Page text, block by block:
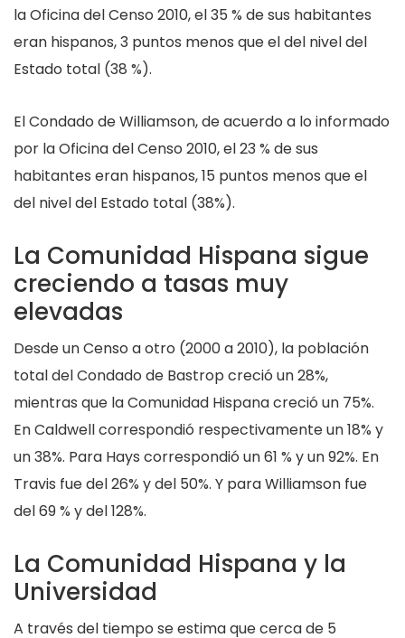
la Oficina del Censo 2010, el 35 % de sus habitantes
eran hispanos, 3 puntos menos que el del nivel del
Estado total (38 %).
El Condado de Williamson, de acuerdo a lo informado
por la Oficina del Censo 2010, el 23 % de sus
habitantes eran hispanos, 15 puntos menos que el
del nivel del Estado total (38%).
La Comunidad Hispana sigue
creciendo a tasas muy
elevadas
Desde un Censo a otro (2000 a 2010), la población
total del Condado de Bastrop creció un 28%,
mientras que la Comunidad Hispana creció un 75%.
En Caldwell correspondió respectivamente un 18% y
un 38%. Para Hays correspondió un 61 % y un 92%. En
Travis fue del 26% y del 50%. Y para Williamson fue
del 69 % y del 128%.
La Comunidad Hispana y la
Universidad
A través del tiempo se estima que cerca de 5